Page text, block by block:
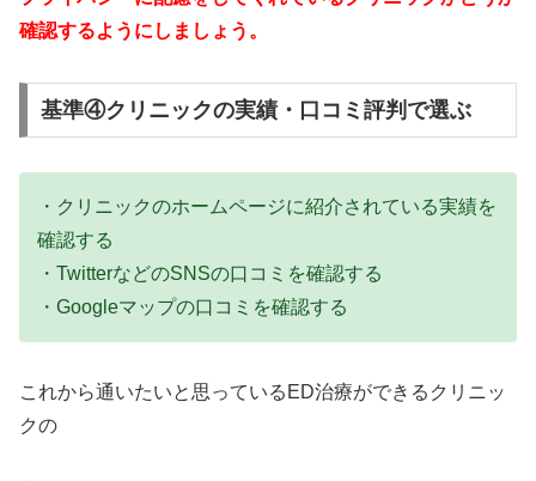
確認するようにしましょう。
基準④クリニックの実績・口コミ評判で選ぶ
・クリニックのホームページに紹介されている実績を
確認する
・TwitterなどのSNSの口コミを確認する
・Googleマップの口コミを確認する
これから通いたいと思っているED治療ができるクリニッ
クの